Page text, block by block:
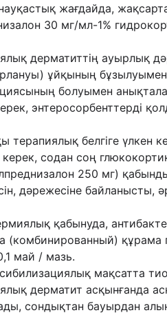
жағдайда,
30 мг/мл-1%
дерматиттің ауырлық
ұйқының
болуымен
энтеросорбенттерді
терапиялық белгіге үлкен
керек, содан соң
250 мг)
дəрежесіне байланысты,
қабынуда,
(комбинированный) құрама
май / мазь.
мақсатта
дерматит асқынғанда
сондықтан бауырдан